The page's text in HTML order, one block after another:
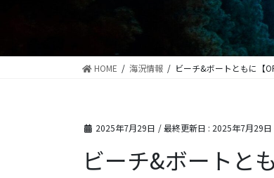
HOME 海況情報 ビーチ&ボートともに【
2025年7月29日 / 最終更新日 : 2025年7月29日
ビーチ&ボートと